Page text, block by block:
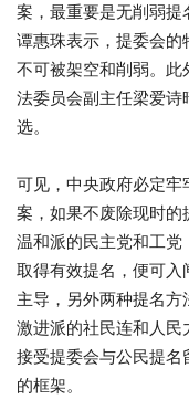
案，最重要是无削弱
谭惠珠表示，提委会的
不可被架空和削弱。
法委员会副主任梁爱
选。
可见，中央政府必定
案，如果不废除现时的
温和派的民主党和工
取得有效提名，便可
主导，另外两种提名
激进派的社民连和人
接受提委会与公民提名
的框架。